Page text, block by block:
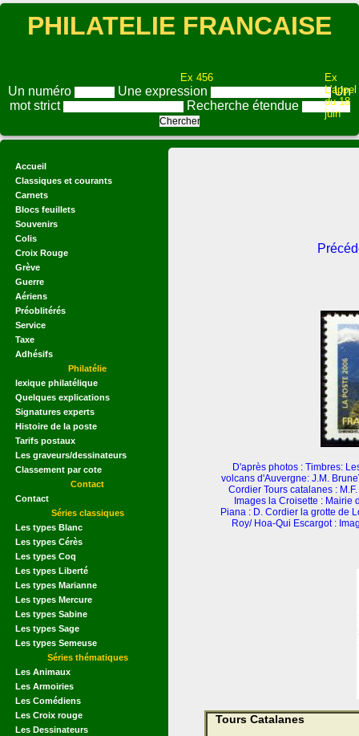
PHILATELIE FRANCAISE
Ex 456
Ex
L'appel
du 18
juin
Un numéro Une expression
Un
mot strict
Recherche étendue
Accueil
Classiques et courants
Carnets
Blocs feuillets
Souvenirs
Colis
Croix Rouge
Grève
Guerre
Aériens
Préoblitérés
Service
Taxe
Adhésifs
Philatélie
lexique philatélique
Quelques explications
Signatures experts
Histoire de la poste
Tarifs postaux
Les graveurs/dessinateurs
Classement par cote
Contact
Contact
Séries classiques
Les types Blanc
Les types Cérès
Les types Coq
Les types Liberté
Les types Marianne
Les types Mercure
Les types Sabine
Les types Sage
Les types Semeuse
Séries thématiques
Les Animaux
Les Armoiries
Les Comédiens
Les Croix rouge
Les Dessinateurs
D'après photos : Timbres:
volcans d'Auvergne: J.M.
Cordier Tours catalanes :
Images la Croisette : Mairie
Piana : D. Cordier la grotte de
Roy/ Hoa-Qui Escargot :
Tours Catalanes